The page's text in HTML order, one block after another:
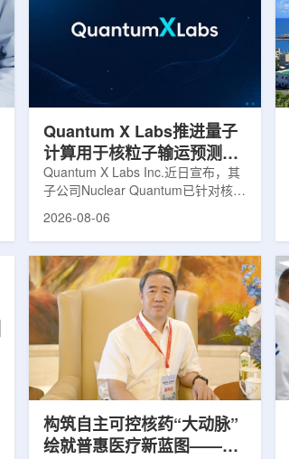
元化的供应链并缩短运输时间。此次
计划的首要目标是实现镥-177的商业
化生产，预计在2028年进行试生
产，并在2031年开始全面量产。之
后，韩国水力原子力还将扩大生产范
Quantum X Labs推进量子
计算用于核粒子输运预测模
拟
Quantum X Labs Inc.近日宣布，其
子公司Nuclear Quantum已针对核工
业计算模拟中的一项瓶颈提出新方
算密集型场景。据介绍，传统粒子输
运模拟在核医学系统设计中具有重要
作用，但往往需要大量计算资源，并
伴随较长运行时间，影响研发和优化
效率。Nuclear Quantum此次提出的
技术，旨在把物理输运模型转化为量
子电路，使粒子传播和随机游走动力
学能够直接在量子计算框架中表示和
2026-08-06
构筑自主可控核药“大动脉”
绘就普惠医疗新蓝图——专